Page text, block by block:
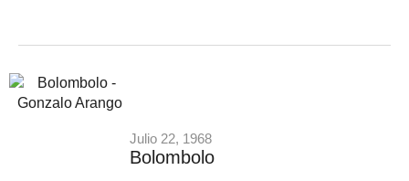
Julio 22, 1968
Bolombolo